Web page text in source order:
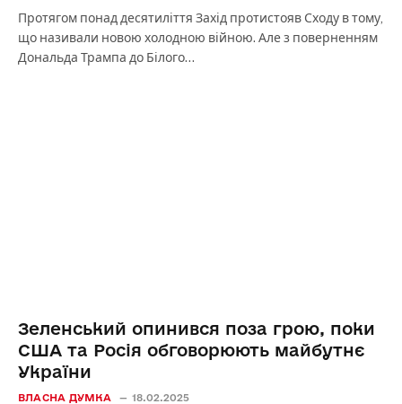
Протягом понад десятиліття Захід протистояв Сходу в тому,
що називали новою холодною війною. Але з поверненням
Дональда Трампа до Білого…
Зеленський опинився поза грою, поки
США та Росія обговорюють майбутнє
України
ВЛАСНА ДУМКА 18.02.2025